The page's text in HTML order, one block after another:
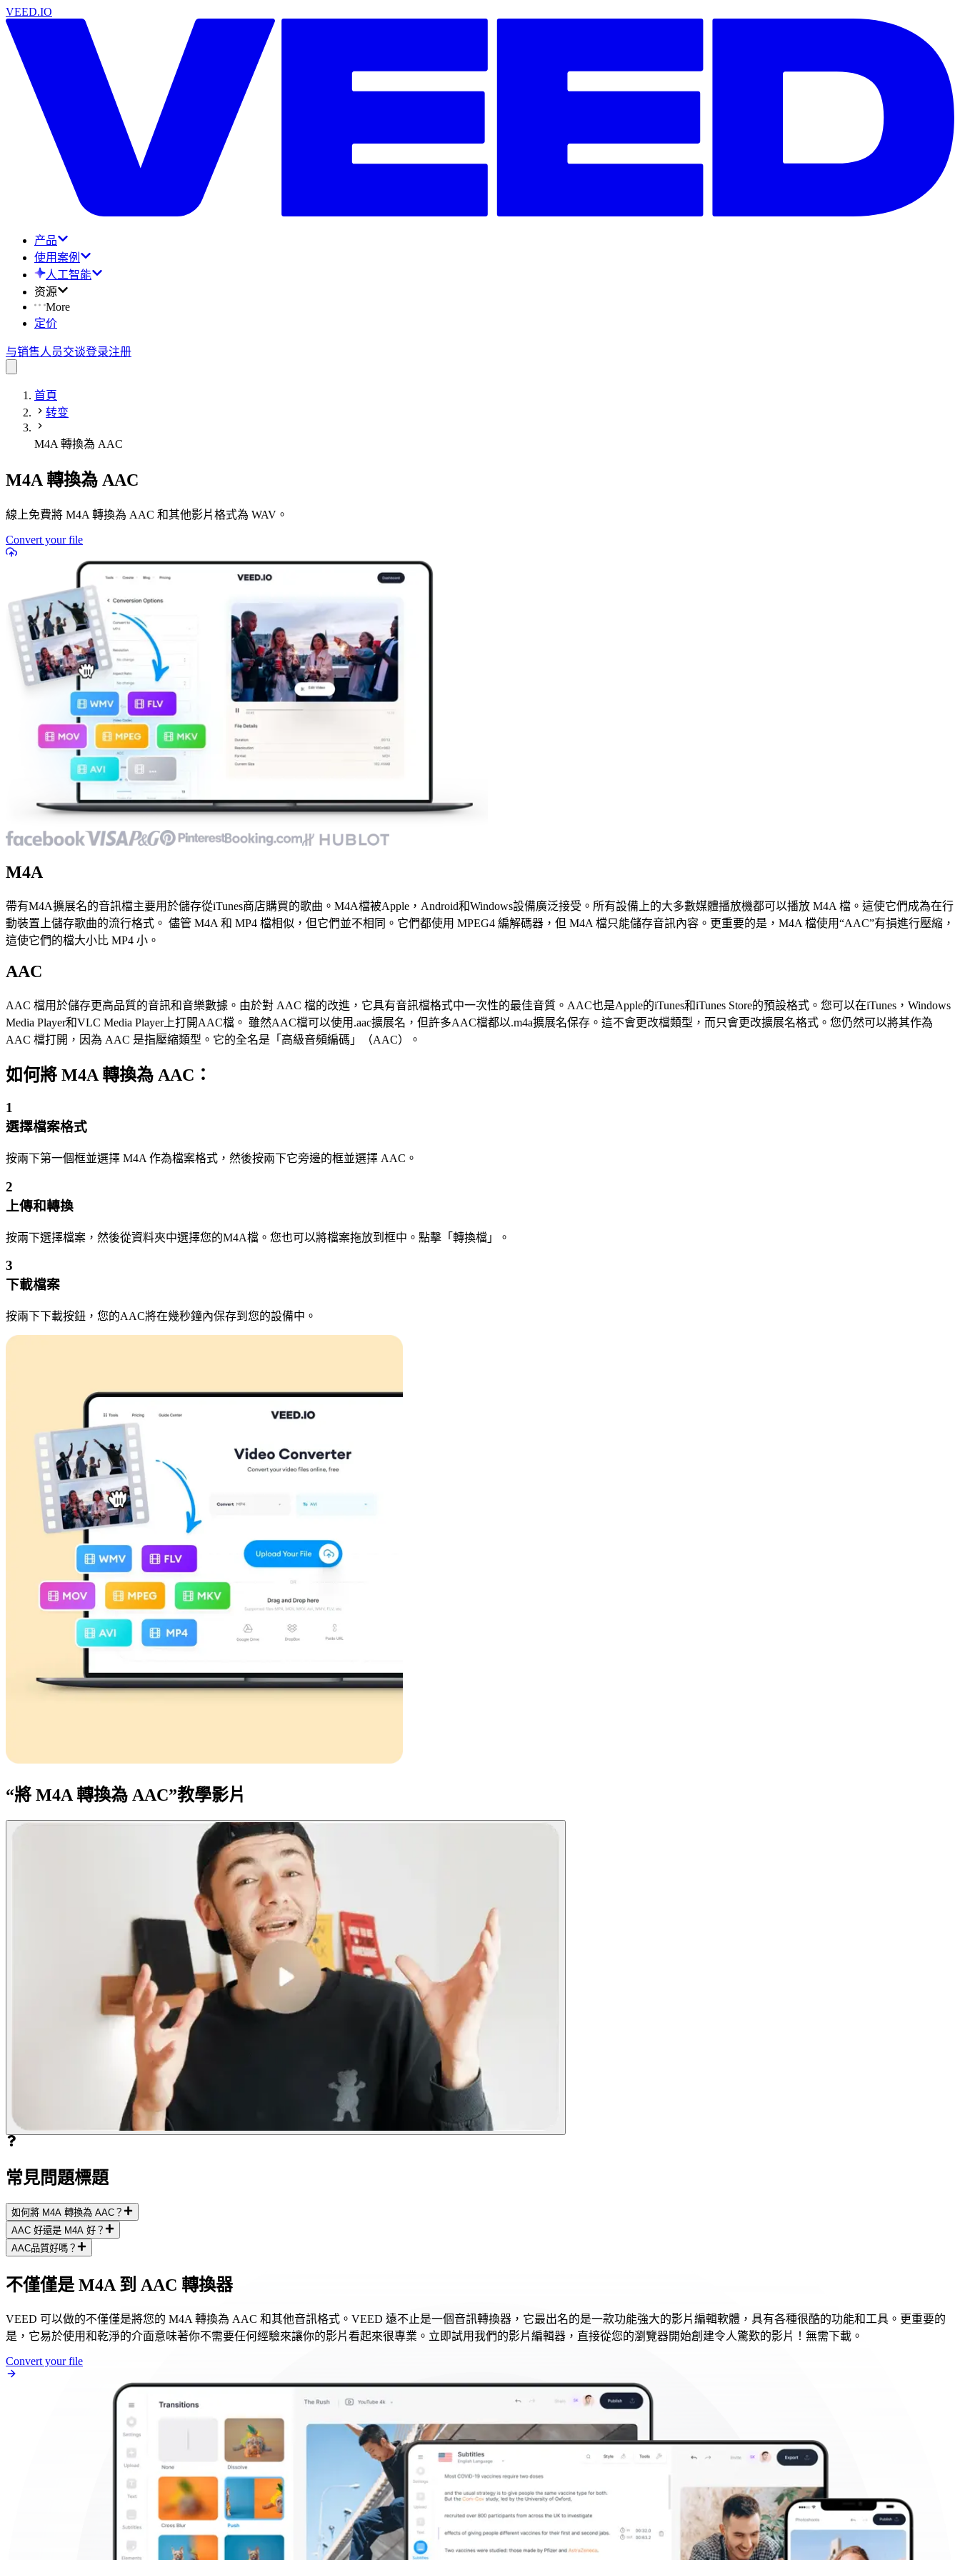
VEED.IO
产品
使用案例
人工智能
资源
More
定价
与销售人员交谈登录注册
首頁
转变
M4A 轉換為 AAC
M4A 轉換為 AAC
線上免費將 M4A 轉換為 AAC 和其他影片格式為 WAV。
Convert your file
M4A
帶有M4A擴展名的音訊檔主要用於儲存從iTunes商店購買的歌曲。M4A檔被Apple，Android和Windows設備廣泛接受。所有設備上的大多數媒體播放機都可以播放 M4A 檔。這使它們成為在行
動裝置上儲存歌曲的流行格式。 儘管 M4A 和 MP4 檔相似，但它們並不相同。它們都使用 MPEG4 編解碼器，但 M4A 檔只能儲存音訊內容。更重要的是，M4A 檔使用“AAC”有損進行壓縮，
這使它們的檔大小比 MP4 小。
AAC
AAC 檔用於儲存更高品質的音訊和音樂數據。由於對 AAC 檔的改進，它具有音訊檔格式中一次性的最佳音質。AAC也是Apple的iTunes和iTunes Store的預設格式。您可以在iTunes，Windows
Media Player和VLC Media Player上打開AAC檔。 雖然AAC檔可以使用.aac擴展名，但許多AAC檔都以.m4a擴展名保存。這不會更改檔類型，而只會更改擴展名格式。您仍然可以將其作為
AAC 檔打開，因為 AAC 是指壓縮類型。它的全名是「高級音頻編碼」（AAC）。
如何將 M4A 轉換為 AAC：
1
選擇檔案格式
按兩下第一個框並選擇 M4A 作為檔案格式，然後按兩下它旁邊的框並選擇 AAC。
2
上傳和轉換
按兩下選擇檔案，然後從資料夾中選擇您的M4A檔。您也可以將檔案拖放到框中。點擊「轉換檔」。
3
下載檔案
按兩下下載按鈕，您的AAC將在幾秒鐘內保存到您的設備中。
“將 M4A 轉換為 AAC”教學影片
常見問題標題
如何將 M4A 轉換為 AAC？
AAC 好還是 M4A 好？
AAC品質好嗎？
不僅僅是 M4A 到 AAC 轉換器
VEED 可以做的不僅僅是將您的 M4A 轉換為 AAC 和其他音訊格式。VEED 遠不止是一個音訊轉換器，它最出名的是一款功能強大的影片編輯軟體，具有各種很酷的功能和工具。更重要的
是，它易於使用和乾淨的介面意味著你不需要任何經驗來讓你的影片看起來很專業。立即試用我們的影片編輯器，直接從您的瀏覽器開始創建令人驚歎的影片！無需下載。
Convert your file